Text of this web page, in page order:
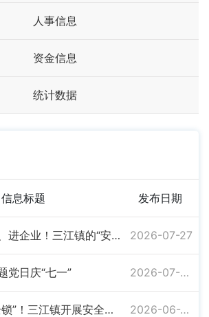
人事信息
资金信息
统计数据
信息标题 发布日期
进集镇、进校园、进企业！三江镇的“安全课”这样上 2026-07-27
党日庆“七一” 2026-07-08
给船舶装上“安全锁”！三江镇开展安全隐患大排查大整治 2026-06-22